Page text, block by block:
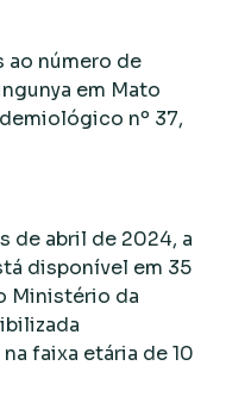
ao número de
em Mato
nº 37,
de abril de 2024, a
disponível em 35
Ministério da
faixa etária de 10